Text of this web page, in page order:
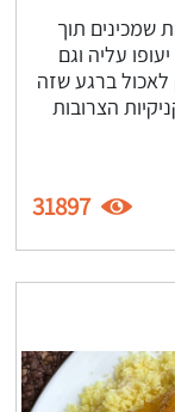
שמכינים תוך
עליה וגם
ברגע שזה
הצרובות
31897